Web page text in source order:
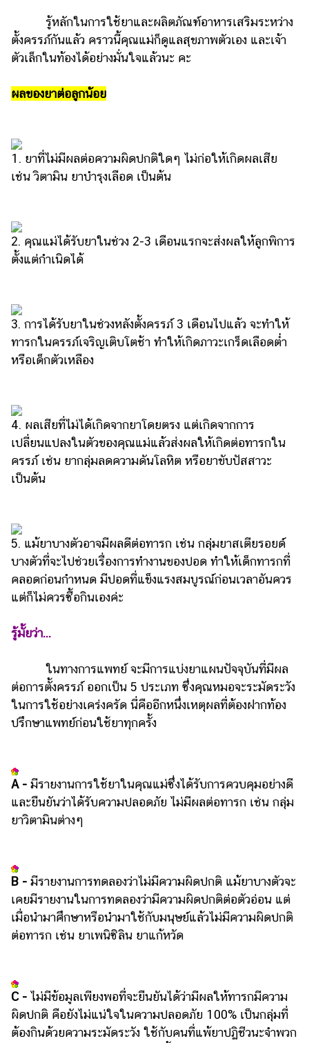
รู้หลักในการใช้ยาและผลิตภัณฑ์อาหารเสริมระหว่าง
ตั้งครรภ์กันแล้ว คราวนี้คุณแม่ก็ดูแลสุขภาพตัวเอง และเจ้า
ตัวเล็กในท้องได้อย่างมั่นใจแล้วนะ คะ
ผลของยาต่อลูกน้อย
1. ยาที่ไม่มีผลต่อความผิดปกติใดๆ ไม่ก่อให้เกิดผลเสีย
เช่น วิตามิน ยาบำรุงเลือด เป็นต้น
2. คุณแม่ได้รับยาในช่วง 2-3 เดือนแรกจะส่งผลให้ลูกพิการ
ตั้งแต่กำเนิดได้
3. การได้รับยาในช่วงหลังตั้งครรภ์ 3 เดือนไปแล้ว จะทำให้
ทารกในครรภ์เจริญเติบโตช้า ทำให้เกิดภาวะเกร็ดเลือดต่ำ
หรือเด็กตัวเหลือง
4. ผลเสียที่ไม่ได้เกิดจากยาโดยตรง แต่เกิดจากการ
เปลี่ยนแปลงในตัวของคุณแม่แล้วส่งผลให้เกิดต่อทารกใน
ครรภ์ เช่น ยากลุ่มลดความดันโลหิต หรือยาขับปัสสาวะ
เป็นต้น
5. แม้ยาบางตัวอาจมีผลดีต่อทารก เช่น กลุ่มยาสเตียรอยด์
บางตัวที่จะไปช่วยเรื่องการทำงานของปอด ทำให้เด็กทารกที่
คลอดก่อนกำหนด มีปอดที่แข็งแรงสมบูรณ์ก่อนเวลาอันควร
แต่ก็ไม่ควรซื้อกินเองค่ะ
รู้มั้ยว่า...
ในทางการแพทย์ จะมีการแบ่งยาแผนปัจจุบันที่มีผล
ต่อการตั้งครรภ์ ออกเป็น 5 ประเภท ซึ่งคุณหมอจะระมัดระวัง
ในการใช้อย่างเคร่งครัด นี่คืออีกหนึ่งเหตุผลที่ต้องฝากท้อง
ปรึกษาแพทย์ก่อนใช้ยาทุกครั้ง
A - มีรายงานการใช้ยาในคุณแม่ซึ่งได้รับการควบคุมอย่างดี
และยืนยันว่าได้รับความปลอดภัย ไม่มีผลต่อทารก เช่น กลุ่ม
ยาวิตามินต่างๆ
B - มีรายงานการทดลองว่าไม่มีความผิดปกติ แม้ยาบางตัวจะ
เคยมีรายงานในการทดลองว่ามีความผิดปกติต่อตัวอ่อน แต่
เมื่อนำมาศึกษาหรือนำมาใช้กับมนุษย์แล้วไม่มีความผิดปกติ
ต่อทารก เช่น ยาเพนิซิลิน ยาแก้หวัด
C - ไม่มีข้อมูลเพียงพอที่จะยืนยันได้ว่ามีผลให้ทารกมีความ
ผิดปกติ คือยังไม่แน่ใจในความปลอดภัย 100% เป็นกลุ่มที่
ต้องกินด้วยความระมัดระวัง ใช้กับคนที่แพ้ยาปฏิชีวนะจำพวก